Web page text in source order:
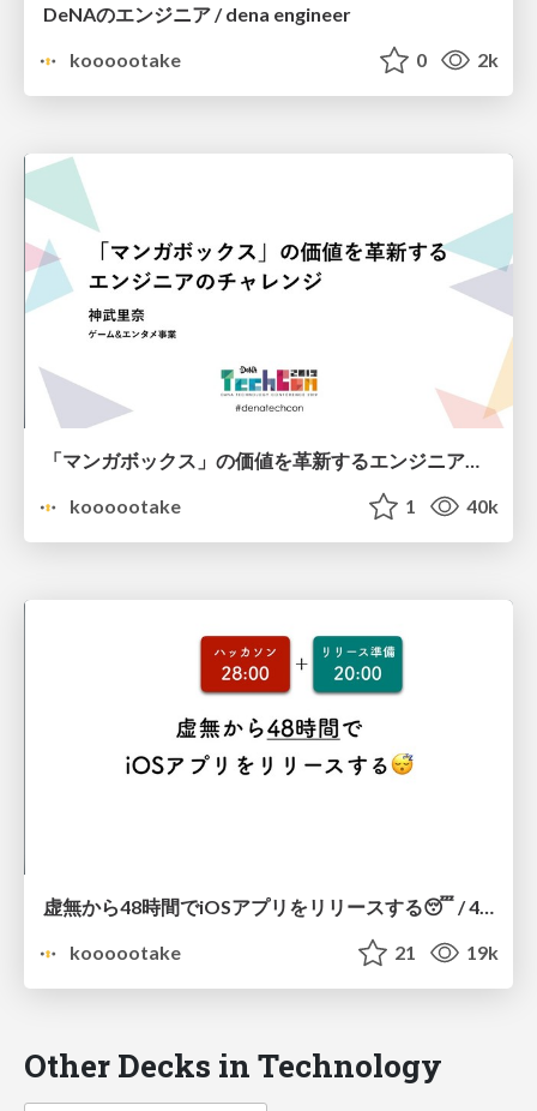
DeNAのエンジニア / dena engineer
koooootake
0 2k
「マンガボックス」の価値を革新するエンジニアのチャレンジ / mangabox engineer challenge
koooootake
1 40k
虚無から48時間でiOSアプリをリリースする😴 / 48 hours ios app
koooootake
21 19k
Other Decks in Technology